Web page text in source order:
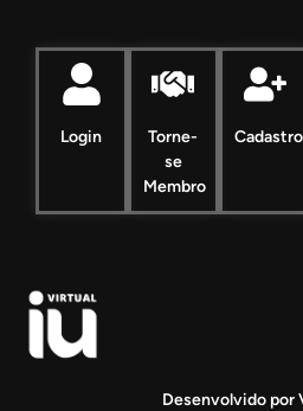
Login
Torne-
se
Membro
Cadastro
Desenvolvido por